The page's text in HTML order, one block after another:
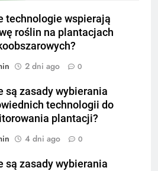
technologie wspierają
roślin na plantacjach
2 dni ago 0
są zasady wybierania
technologii do
plantacji?
4 dni ago 0
są zasady wybierania